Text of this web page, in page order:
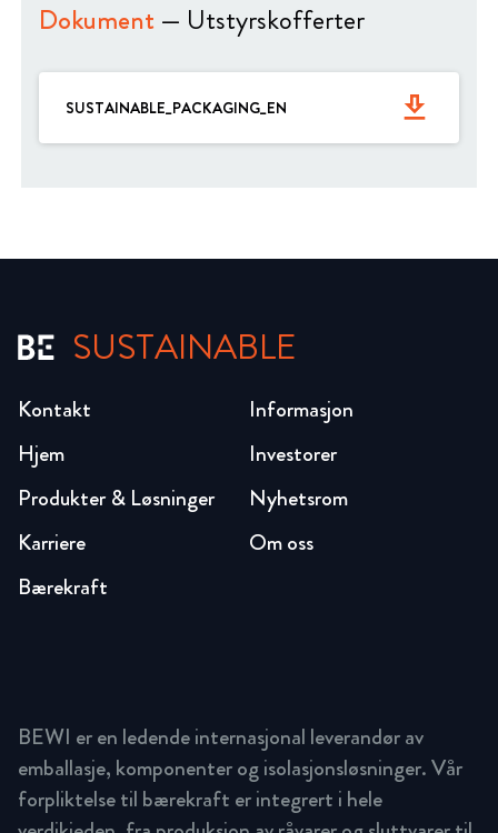
Dokument— Utstyrskofferter
SUSTAINABLE_PACKAGING_EN get_app
SUSTAINABLE
Hjem
Produkter & Løsninger
Karriere
Bærekraft
Investorer
Nyhetsrom
Om oss
Kontakt Informasjon
BEWI er en ledende internasjonal leverandør av
emballasje, komponenter og isolasjonsløsninger. Vår
forpliktelse til bærekraft er integrert i hele